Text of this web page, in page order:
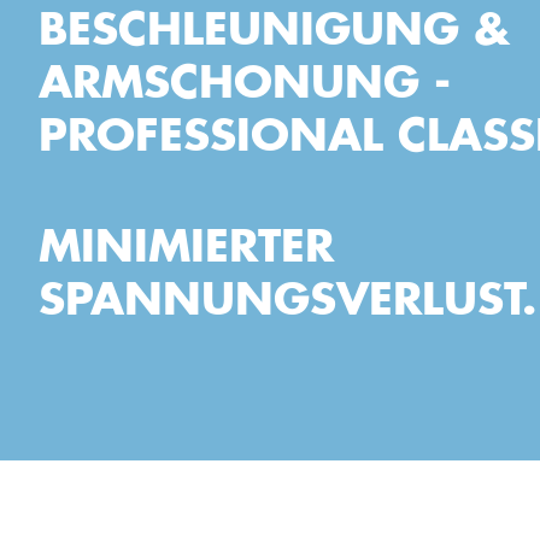
BESCHLEUNIGUNG &
ARMSCHONUNG -
PROFESSIONAL
MINIMIERTER
SPANNUNGSVERLUST.